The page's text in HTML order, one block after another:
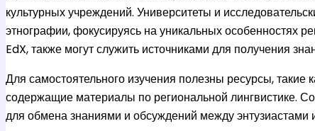
культурных учреждений. Университеты и
этнографии, фокусируясь на уникальных особенностях
EdX, также могут служить источниками для получения
Для самостоятельного изучения полезны ресурсы, такие
содержащие материалы по региональной лингвистике.
для обмена знаниями и обсуждений между энтузиастами